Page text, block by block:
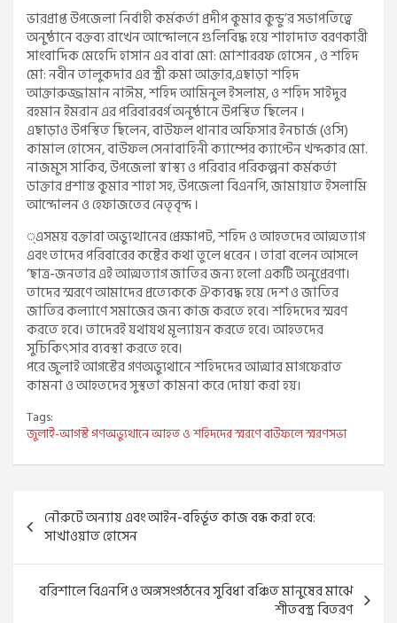
ভারপ্রাপ্ত উপজেলা নির্বাহী কর্মকর্তা প্রদীপ কুমার কুন্ডু’র সভাপতিত্বে
অনুষ্ঠানে বক্তব্য রাখেন আন্দোলনে গুলিবিদ্ধ হয়ে শাহাদাত বরণকারী
সাংবাদিক মেহেদি হাসান এর বাবা মো: মোশাররফ হোসেন , ও শহিদ
মো: নবীন তালুকদার এর স্ত্রী রুমা আক্তার,এছাড়া শহিদ
আক্তারুজ্জামান নাঈম, শহিদ আমিনুল ইসলাম, ও শহিদ সাইদুর
রহমান ইমরান এর পরিবারবর্গ অনুষ্ঠানে উপস্থিত ছিলেন ।
এছাড়াও উপস্থিত ছিলেন, বাউফল থানার অফিসার ইনচার্জ (ওসি)
কামাল হোসেন, বাউফল সেনাবাহিনী ক্যাম্পের ক্যাপ্টেন খন্দকার মো.
নাজমুস সাকিব, উপজেলা স্বাস্থ্য ও পরিবার পরিকল্পনা কর্মকর্তা
ডাক্তার প্রশান্ত কুমার শাহা সহ, উপজেলা বিএনপি, জামায়াত ইসলামি
আন্দোলন ও হেফাজতের নেতৃবৃন্দ ।
্এসময় বক্তারা অভ্যুত্থানের প্রেক্ষাপট, শহিদ ও আহতদের আত্মত্যাগ
এবং তাদের পরিবারের কষ্টের কথা তুলে ধরেন । তারা বলেন আসলে
‘ছাত্র-জনতার এই আত্মত্যাগ জাতির জন্য হলো একটি অনুপ্রেরণা।
তাদের স্মরণে আমাদের প্রত্যেককে ঐক্যবদ্ধ হয়ে দেশ ও জাতির
জাতির কল্যাণে সমাজের জন্য কাজ করতে হবে। শহিদদের স্মরণ
করতে হবে। তাদেরই যথাযথ মূল্যায়ন করতে হবে। আহতদের
সুচিকিৎসার ব্যবস্থা করতে হবে।
পরে জুলাই আগস্টের গণঅভ্যুথানে শহিদদের আত্মার মাগফেরাত
কামনা ও আহতদের সুস্থতা কামনা করে দোয়া করা হয়।
Tags:
জুলাই-আগস্ট গণঅভ্যুথানে আহত ও শহিদদের স্মরণে বাউফলে স্মরণসভা
Post
navigation
নৌরুটে অন্যায় এবং আইন-বহির্ভূত কাজ বন্ধ করা হবে:
সাখাওয়াত হোসেন
বরিশালে বিএনপি ও অঙ্গসংগঠনের সুবিধা বঞ্চিত মানুষের মাঝে
শীতবস্ত্র বিতরণ